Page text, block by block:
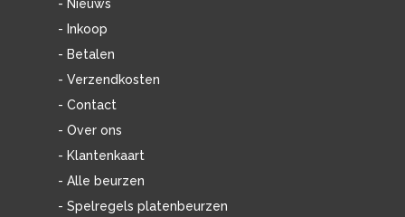
- Nieuws
- Inkoop
- Betalen
- Verzendkosten
- Contact
- Over ons
- Klantenkaart
- Alle beurzen
- Spelregels platenbeurzen